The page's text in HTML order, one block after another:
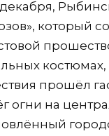
который
прошёл
огни на